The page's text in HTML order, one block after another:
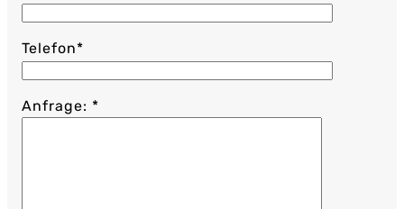
Telefon*
Anfrage: *